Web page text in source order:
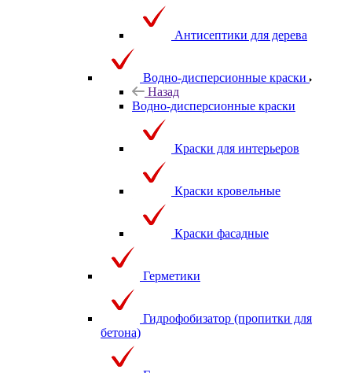
Антисептики для дерева
Водно-дисперсионные краски
Назад
Водно-дисперсионные краски
Краски для интерьеров
Краски кровельные
Краски фасадные
Герметики
Гидрофобизатор (пропитки для
бетона)